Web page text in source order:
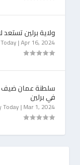
ولاية برلين تستعد
|Apr 16, 2024
سلطنة عمان ضيف
في برلين
Today| Mar 1, 2024